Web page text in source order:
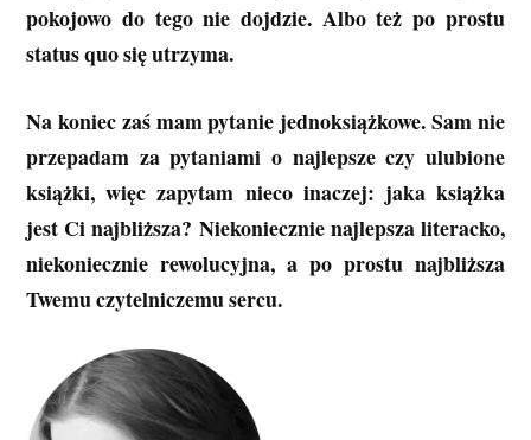
pokojowo do tego nie dojdzie. Albo też po prostu
status quo się utrzyma.
Na koniec zaś mam pytanie jednoksiążkowe. Sam nie
przepadam za pytaniami o najlepsze czy ulubione
książki, więc zapytam nieco inaczej: jaka książka
jest Ci najbliższa? Niekoniecznie najlepsza literacko,
niekoniecznie rewolucyjna, a po prostu najbliższa
Twemu czytelniczemu sercu.